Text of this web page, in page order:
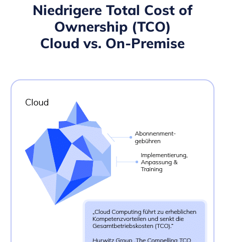
Niedrigere Total Cost of
Ownership (TCO)
Cloud vs. On-Premise